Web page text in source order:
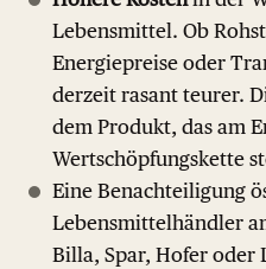
Lebensmittel. Ob
Energiepreise oder
derzeit rasant teurer.
dem Produkt, das am
Wertschöpfungskette
Eine Benachteiligung
Lebensmittelhändler
Billa, Spar, Hofer oder